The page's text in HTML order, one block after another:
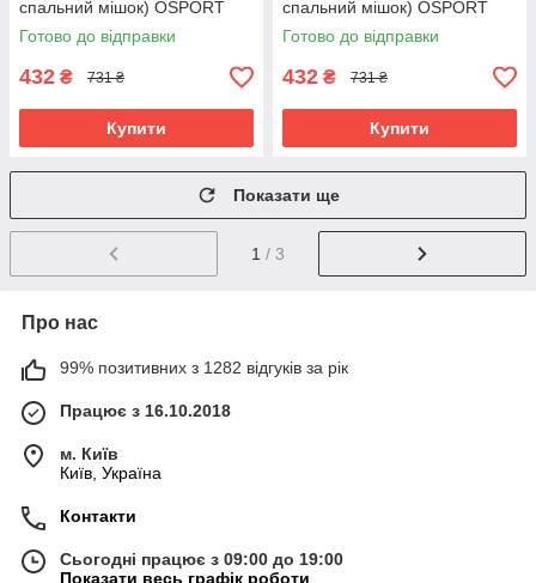
спальний мішок) OSPORT
Tourist 10мм (FI-0082)
Салатово-рожевий
Готово до відправки
432 ₴ 731 ₴
Купити
спальний мішок) OSPORT
Tourist 10мм (FI-0082)
Червоно-фіолетовий
Готово до відправки
432 ₴ 731 ₴
Купити
Показати ще
1 / 3
Про нас
99% позитивних з 1282 відгуків за рік
Працює з 16.10.2018
м. Київ
Київ, Україна
Контакти
Сьогодні працює з 09:00 до 19:00
Показати весь графік роботи